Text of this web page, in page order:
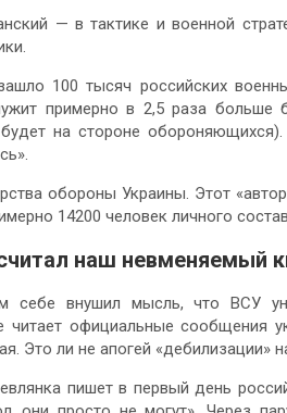
— в тактике и военной
100 тысяч российских
примерно в 2,5 раза
на стороне
обороны Украины. Этот
14200 человек личного
наш невменяемый
себе внушил мысль, что ВСУ
читает официальные сообщения
Это ли не апогей «дебилизации»
пишет в первый день